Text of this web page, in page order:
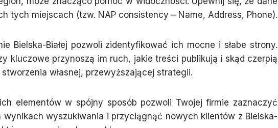
tych miejscach (tzw. NAP consistency – Name, Address, Phone).
Bielska-Białej pozwoli zidentyfikować ich mocne i słabe strony.
kluczowe przynoszą im ruch, jakie treści publikują i skąd czerpią
własnej, przewyższającej strategii.
elementów w spójny sposób pozwoli Twojej firmie zaznaczyć
wyszukiwania i przyciągnąć nowych klientów z Bielska-